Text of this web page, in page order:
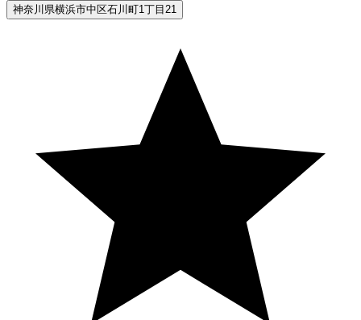
神奈川県横浜市中区石川町1丁目21